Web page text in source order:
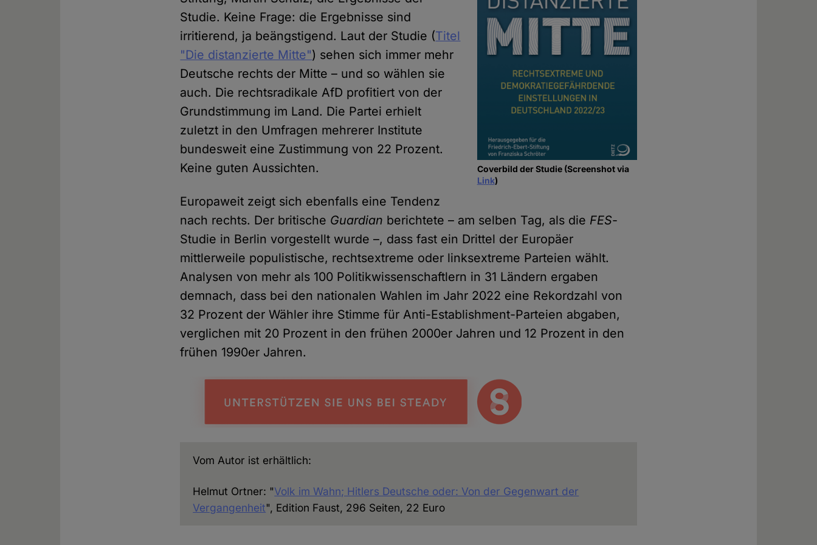
Coverbild der Studie (Screenshot via
Link)
Studie. Keine Frage: die Ergebnisse sind
irritierend, ja beängstigend. Laut der Studie (Titel
"Die distanzierte Mitte") sehen sich immer mehr
Deutsche rechts der Mitte – und so wählen sie
auch. Die rechtsradikale AfD profitiert von der
Grundstimmung im Land. Die Partei erhielt
zuletzt in den Umfragen mehrerer Institute
bundesweit eine Zustimmung von 22 Prozent.
Keine guten Aussichten.
Europaweit zeigt sich ebenfalls eine Tendenz
nach rechts. Der britische Guardian berichtete – am selben Tag, als die FES-
Studie in Berlin vorgestellt wurde –, dass fast ein Drittel der Europäer
mittlerweile populistische, rechtsextreme oder linksextreme Parteien wählt.
Analysen von mehr als 100 Politikwissenschaftlern in 31 Ländern ergaben
demnach, dass bei den nationalen Wahlen im Jahr 2022 eine Rekordzahl von
32 Prozent der Wähler ihre Stimme für Anti-Establishment-Parteien abgaben,
verglichen mit 20 Prozent in den frühen 2000er Jahren und 12 Prozent in den
frühen 1990er Jahren.
Vom Autor ist erhältlich:
Helmut Ortner: "Volk im Wahn; Hitlers Deutsche oder: Von der Gegenwart der
Vergangenheit", Edition Faust, 296 Seiten, 22 Euro